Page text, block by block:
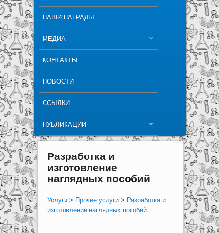
НАШИ НАГРАДЫ
МЕДИА
КОНТАКТЫ
НОВОСТИ
ССЫЛКИ
ПУБЛИКАЦИИ
Разработка и
изготовление
наглядных пособий
Услуги> Прочие услуги> Разработка и
изготовление наглядных пособий